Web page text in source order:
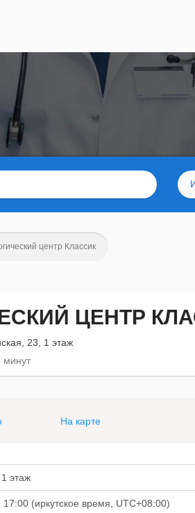
центр Классик
ЦЕНТР
23, 1 этаж
минут
На карте
этаж
(иркутское время, UTC+08:00)